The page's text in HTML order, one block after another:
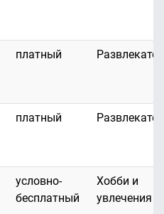
платный
платный
условно-
бесплатный
Хобби и
увлечения